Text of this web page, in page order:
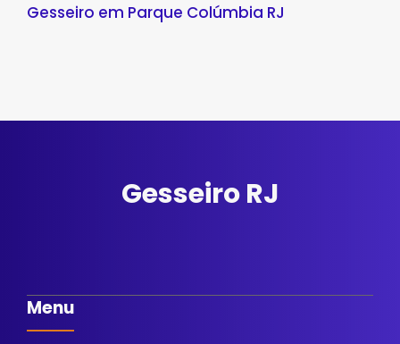
Gesseiro em Parque Colúmbia RJ
Gesseiro RJ
Menu